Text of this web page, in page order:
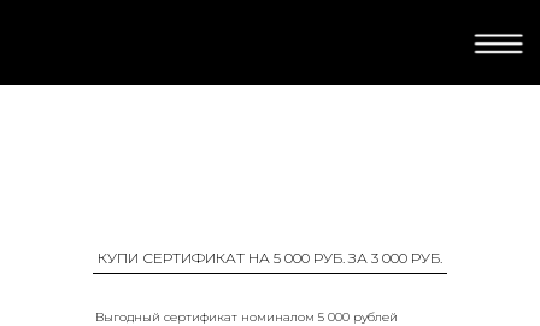
КУПИ СЕРТИФИКАТ НА 5 000 РУБ. ЗА 3 000 РУБ.
Выгодный сертификат номиналом 5 000 рублей